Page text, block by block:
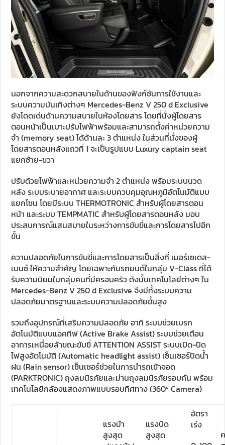
นอกจากความสะดวกสบายในด้านของฟังก์ชันการใช้งานและ
ระบบความบันเทิงต่างๆ Mercedes-Benz V 250 d Exclusive
ยังโดดเด่นด้านความสบายในห้องโดยสาร โดยที่นั่งผู้โดยสาร
ตอนหน้าเป็นเบาะปรับไฟฟ้าพร้อมและสามารถตั้งค่าหน่วยความ
จำ (memory seat) ได้ด้านละ 3 ตำแหน่ง ในส่วนที่นั่งของผู้
โดยสารตอนหลังแถวที่ 1 จะเป็นรูปแบบ Luxury captain seat
แยกซ้าย-ขวา
ปรับด้วยไฟฟ้าและหน่วยความจำ 2 ตำแหน่ง พร้อมระบบนวด
หลัง ระบบระบายอากาศ และระบบควบคุมอุณหภูมิอัตโนมัติแบบ
แยกโซน โดยมีระบบ THERMOTRONIC สำหรับผู้โดยสารตอน
หน้า และระบบ TEMPMATIC สำหรับผู้โดยสารตอนหลัง มอบ
ประสบการณ์แสนสบายในระหว่างการขับขี่และการโดยสารไปอีก
ขั้น
ความปลอดภัยในการขับขี่และการโดยสารเป็นสิ่งที่ เมอร์เซเดส-
เบนซ์ ให้ความสำคัญ โดยเฉพาะกับรถยนต์ในกลุ่ม V-Class ที่ได้
รับความนิยมในกลุ่มคนที่มีครอบครัว ดังนั้นเทคโนโลยีต่างๆ ใน
Mercedes-Benz V 250 d Exclusive จึงมีทั้งระบบความ
ปลอดภัยมาตรฐานและระบบความปลอดภัยขั้นสูง
รวมถึงอุปกรณ์ที่เสริมความปลอดภัย อาทิ ระบบช่วยเบรก
อัตโนมัติแบบแอคทีฟ (Active Brake Assist) ระบบช่วยเตือน
อาการเหนื่อยล้าขณะขับขี่ ATTENTION ASSIST ระบบเปิด-ปิด
ไฟสูงอัตโนมัติ (Automatic headlight assist) เซ็นเซอร์ปัดน้ำ
ฝน (Rain sensor) เซ็นเซอร์ช่วยในการนำรถเข้าจอด
(PARKTRONIC) ถุงลมนิรภัยและม่านถุงลมนิรภัยรอบคัน พร้อม
เทคโนโลยีกล้องแสดงภาพแบบรอบทิศทาง (360º Camera)
แรงม้า
สูงสุด
แรงบิด
สูงสุด
อัตรา
เร่ง